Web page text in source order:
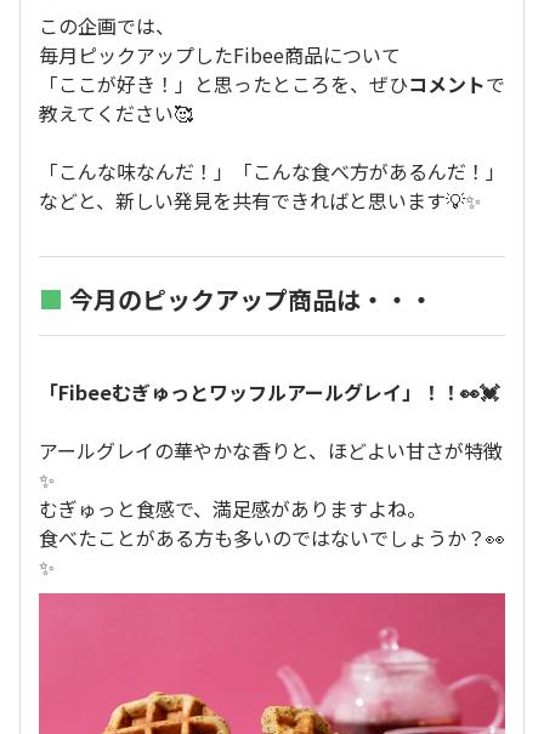
この企画では、
毎月ピックアップしたFibee商品について
「ここが好き！」と思ったところを、ぜひコメントで
教えてください🥰
「こんな味なんだ！」「こんな食べ方があるんだ！」
などと、新しい発見を共有できればと思います💡✨
■ 今月のピックアップ商品は・・・
「Fibeeむぎゅっとワッフルアールグレイ」！！👀💓
アールグレイの華やかな香りと、ほどよい甘さが特徴
✨
むぎゅっと食感で、満足感がありますよね。
食べたことがある方も多いのではないでしょうか？👀
✨